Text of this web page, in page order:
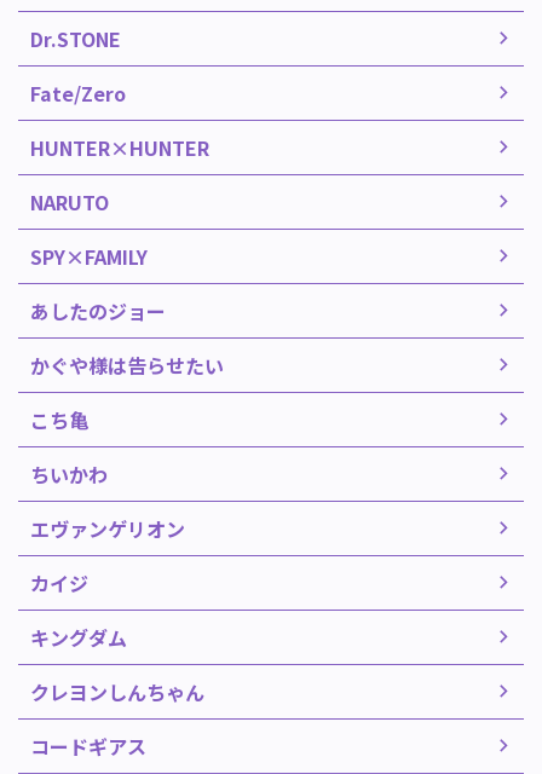
Dr.STONE
Fate/Zero
HUNTER×HUNTER
NARUTO
SPY×FAMILY
あしたのジョー
かぐや様は告らせたい
こち亀
ちいかわ
エヴァンゲリオン
カイジ
キングダム
クレヨンしんちゃん
コードギアス